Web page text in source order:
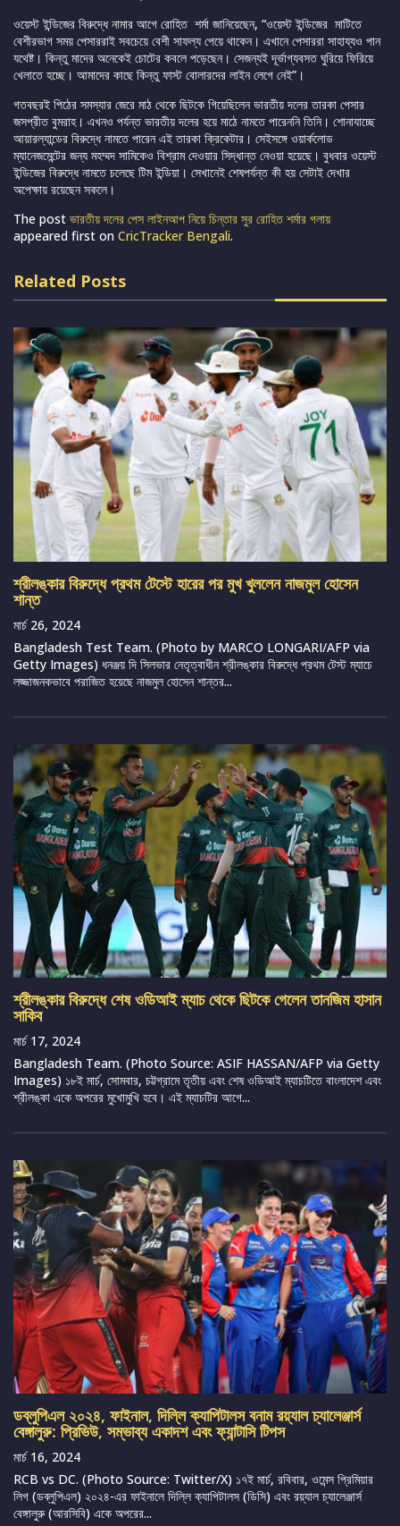
ওয়েস্ট ইন্ডিজের বিরুদ্ধে নামার আগে রোহিত শর্মা জানিয়েছেন, “ওয়েস্ট ইন্ডিজের মাটিতে
বেশীরভাগ সময় পেসাররাই সবচেয়ে বেশী সাফল্য পেয়ে থাকেন। এখানে পেসাররা সাহায্যও পান
যথেষ্ট। কিন্তু মাদের অনেকেই চোটের কবলে পড়েছেন। সেজন্যই দূর্ভাগ্যবসত ঘুরিয়ে ফিরিয়ে
খেলাতে হচ্ছে। আমাদের কাছে কিন্তু ফাস্ট বোলারদের লাইন লেগে নেই”।
গতবছরই পিঠের সমস্যার জেরে মাঠ থেকে ছিটকে গিয়েছিলেন ভারতীয় দলের তারকা পেসার
জসপ্রীত বুমরাহ। এখনও পর্যন্ত ভারতীয় দলের হয়ে মাঠে নামতে পারেননি তিনি। শোনাযাচ্ছে
আয়ারল্যান্ডের বিরুদ্ধে নামতে পারেন এই তারকা ক্রিকেটার। সেইসঙ্গে ওয়ার্কলোড
ম্যানেজমেন্টের জন্য মহম্মদ সামিকেও বিশ্রাম দেওয়ার সিদ্ধান্ত নেওয়া হয়েছে। বুধবার ওয়েস্ট
ইন্ডিজের বিরুদ্ধে নামতে চলেছে টিম ইন্ডিয়া। সেখানেই শেষপর্যন্ত কী হয় সেটাই দেখার
অপেক্ষায় রয়েছেন সকলে।
The post ভারতীয় দলের পেস লাইনআপ নিয়ে চিন্তার সুর রোহিত শর্মার গলায়
appeared first on CricTracker Bengali.
Related Posts
শ্রীলঙ্কার বিরুদ্ধে প্রথম টেস্টে হারের পর মুখ খুললেন নাজমুল হোসেন
শান্ত
মার্চ 26, 2024
Bangladesh Test Team. (Photo by MARCO LONGARI/AFP via
Getty Images) ধনঞ্জয় দি সিলভার নেতৃত্বাধীন শ্রীলঙ্কার বিরুদ্ধে প্রথম টেস্ট ম্যাচে
লজ্জাজনকভাবে পরাজিত হয়েছে নাজমুল হোসেন শান্তর...
শ্রীলঙ্কার বিরুদ্ধে শেষ ওডিআই ম্যাচ থেকে ছিটকে গেলেন তানজিম হাসান
সাকিব
মার্চ 17, 2024
Bangladesh Team. (Photo Source: ASIF HASSAN/AFP via Getty
Images) ১৮ই মার্চ, সোমবার, চট্টগ্রামে তৃতীয় এবং শেষ ওডিআই ম্যাচটিতে বাংলাদেশ এবং
শ্রীলঙ্কা একে অপরের মুখোমুখি হবে। এই ম্যাচটির আগে...
ডব্লুপিএল ২০২৪, ফাইনাল, দিল্লি ক্যাপিটালস বনাম রয়্যাল চ্যালেঞ্জার্স
বেঙ্গালুরু: প্রিভিউ, সম্ভাব্য একাদশ এবং ফ্যান্টাসি টিপস
মার্চ 16, 2024
RCB vs DC. (Photo Source: Twitter/X) ১৭ই মার্চ, রবিবার, ওমেন্স প্রিমিয়ার
লিগ (ডব্লুপিএল) ২০২৪-এর ফাইনালে দিল্লি ক্যাপিটালস (ডিসি) এবং রয়্যাল চ্যালেঞ্জার্স
বেঙ্গালুরু (আরসিবি) একে অপরের...